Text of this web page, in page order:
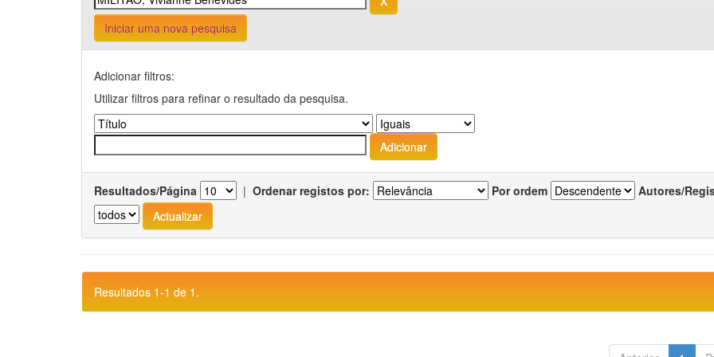
Iniciar uma nova pesquisa
Adicionar filtros:
Utilizar filtros para refinar o resultado da pesquisa.
Resultados/Página | Ordenar registos por: Por ordem Autores/
Resultados 1-1 de 1.